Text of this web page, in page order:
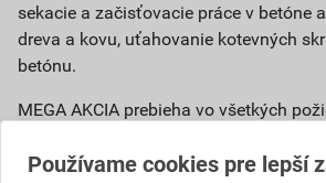
sekacie a začisťovacie práce v betóne
dreva a kovu, uťahovanie kotevných
betónu.
MEGA AKCIA prebieha vo všetkých
Používame cookies pre lepší